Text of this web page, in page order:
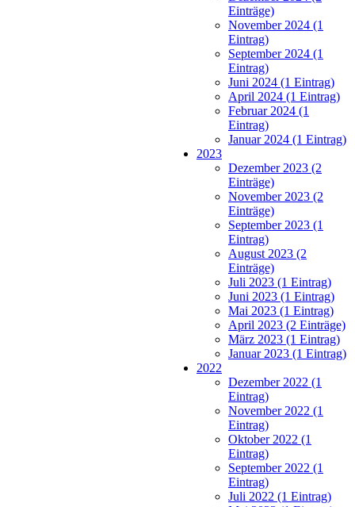
Einträge)
November 2024 (1
Eintrag)
September 2024 (1
Eintrag)
Juni 2024 (1 Eintrag)
April 2024 (1 Eintrag)
Februar 2024 (1
Eintrag)
Januar 2024 (1 Eintrag)
2023
Dezember 2023 (2
Einträge)
November 2023 (2
Einträge)
September 2023 (1
Eintrag)
August 2023 (2
Einträge)
Juli 2023 (1 Eintrag)
Juni 2023 (1 Eintrag)
Mai 2023 (1 Eintrag)
April 2023 (2 Einträge)
März 2023 (1 Eintrag)
Januar 2023 (1 Eintrag)
2022
Dezember 2022 (1
Eintrag)
November 2022 (1
Eintrag)
Oktober 2022 (1
Eintrag)
September 2022 (1
Eintrag)
Juli 2022 (1 Eintrag)